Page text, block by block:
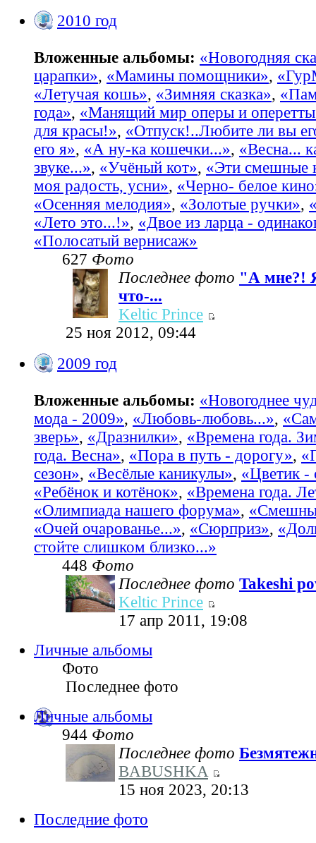
2010 год
Вложенные альбомы: «Новогодняя
царапки», «Мамины помощники»,
«Летучая кошь», «Зимняя сказка»,
года», «Манящий мир оперы и
для красы!», «Отпуск!..Любите ли вы
его я», «А ну-ка кошечки...», «Весна...
звуке...», «Учёный кот», «Эти смешные
моя радость, усни», «Черно- белое
«Осенняя мелодия», «Золотые ручки»,
«Лето это...!», «Двое из ларца -
«Полосатый вернисаж»
627 Фото
Последнее фото "А мне?!
что-...
Keltic Prince
25 ноя 2012, 09:44
2009 год
Вложенные альбомы: «Новогоднее
мода - 2009», «Любовь-любовь...»,
зверь», «Дразнилки», «Времена года.
года. Весна», «Пора в путь - дорогу»,
сезон», «Весёлые каникулы», «Цветик -
«Ребёнок и котёнок», «Времена года.
«Олимпиада нашего форума»,
«Очей очарованье...», «Сюрприз»,
стойте слишком близко...»
448 Фото
Последнее фото Takeshi
Keltic Prince
17 апр 2011, 19:08
Личные альбомы
Фото
Последнее фото
Личные альбомы
944 Фото
Последнее фото
BABUSHKA
15 ноя 2023, 20:13
Последние фото